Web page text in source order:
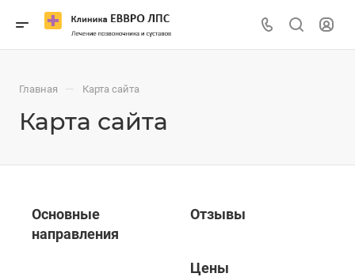
Главная — Карта сайта
Карта сайта
Основные
направления
Отзывы
Цены